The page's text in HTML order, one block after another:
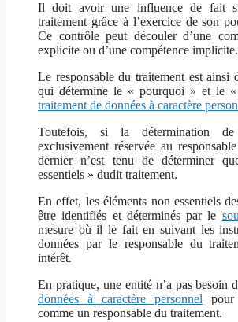
Il doit avoir une influence de fait
traitement grâce à l’exercice de son
Ce contrôle peut découler d’une
explicite ou d’une compétence implicite.
Le responsable du traitement est ainsi
qui détermine le « pourquoi » et le «
traitement de données à caractère
Toutefois, si la détermination
exclusivement réservée au
dernier n’est tenu de déterminer
essentiels » dudit traitement.
En effet, les éléments non essentiels
être identifiés et déterminés par le
mesure où il le fait en suivant les
données par le responsable du
intérêt.
En pratique, une entité n’a pas besoin
données à caractère personnel pour
comme un responsable du traitement.